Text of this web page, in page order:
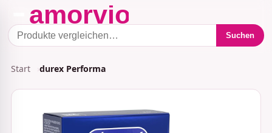
Suchen
Start durex Performa